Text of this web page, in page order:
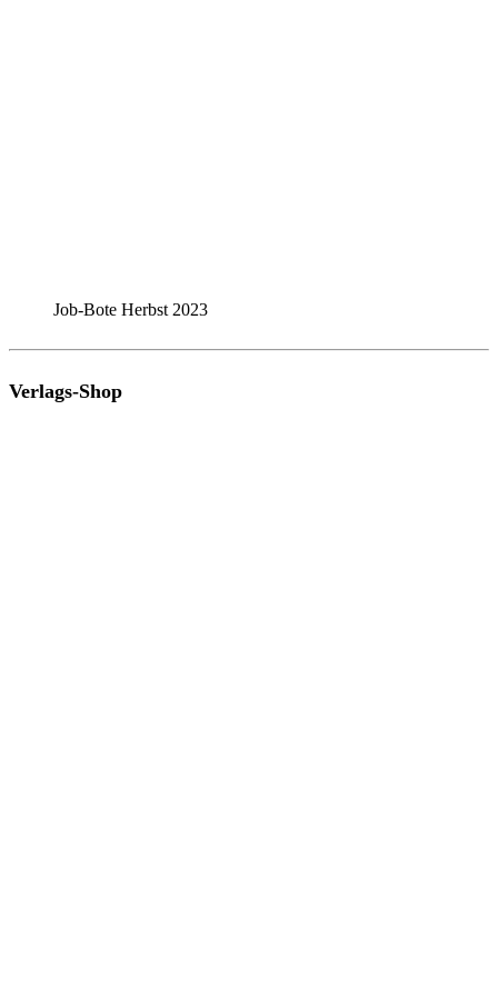
Job-Bote Herbst 2023
Verlags-Shop